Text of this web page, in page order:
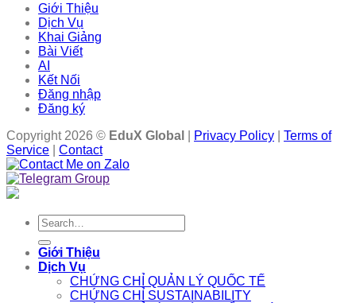
Giới Thiệu
Dịch Vụ
Khai Giảng
Bài Viết
AI
Kết Nối
Đăng nhập
Đăng ký
Copyright 2026 © EduX Global Privacy Policy
Terms of
Service
Contact
Search
for:
Giới Thiệu
Dịch Vụ
CHỨNG CHỈ QUẢN LÝ QUỐC TẾ
CHỨNG CHỈ SUSTAINABILITY